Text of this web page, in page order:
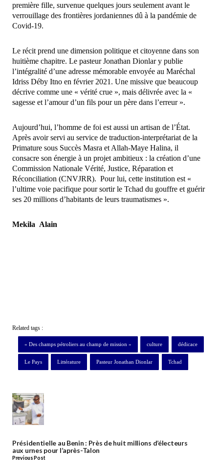
première fille, survenue quelques jours seulement avant le
verrouillage des frontières jordaniennes dû à la pandémie de
Covid-19.
Le récit prend une dimension politique et citoyenne dans son
huitième chapitre. Le pasteur Jonathan Dionlar y publie
l’intégralité d’une adresse mémorable envoyée au Maréchal
Idriss Déby Itno en février 2021. Une missive que beaucoup
décrive comme une « vérité crue », mais délivrée avec la «
sagesse et l’amour d’un fils pour un père dans l’erreur ».
Aujourd’hui, l’homme de foi est aussi un artisan de l’État.
Après avoir servi au service de traduction-interprétariat de la
Primature sous Succès Masra et Allah-Maye Halina, il
consacre son énergie à un projet ambitieux : la création d’une
Commission Nationale Vérité, Justice, Réparation et
Réconciliation (CNVJRR). Pour lui, cette institution est «
l’ultime voie pacifique pour sortir le Tchad du gouffre et guérir
ses 20 millions d’habitants de leurs traumatismes ».
Mekila Alain
Related tags :
« Des champs pétroliers au champ de mission » culture dédicace
Le Pays Littérature Pasteur Jonathan Dionlar Tchad
Présidentielle au Benin : Près de huit millions d’électeurs
aux urnes pour l’après-Talon
Previous Post